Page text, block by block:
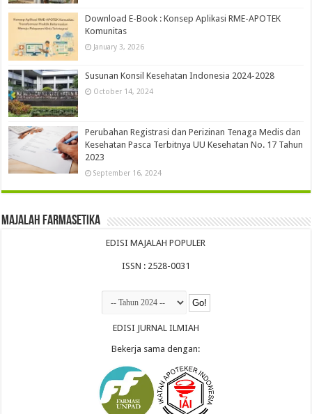
Download E-Book : Konsep Aplikasi RME-APOTEK
Komunitas
January 3, 2026
Susunan Konsil Kesehatan Indonesia 2024-2028
October 14, 2024
Perubahan Registrasi dan Perizinan Tenaga Medis dan
Kesehatan Pasca Terbitnya UU Kesehatan No. 17 Tahun
2023
September 16, 2024
Majalah Farmasetika
EDISI MAJALAH POPULER
ISSN : 2528-0031
EDISI JURNAL ILMIAH
Bekerja sama dengan: